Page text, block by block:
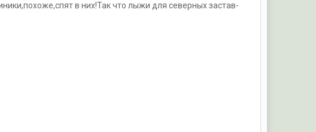
в них!Так что лыжи для северных застав-